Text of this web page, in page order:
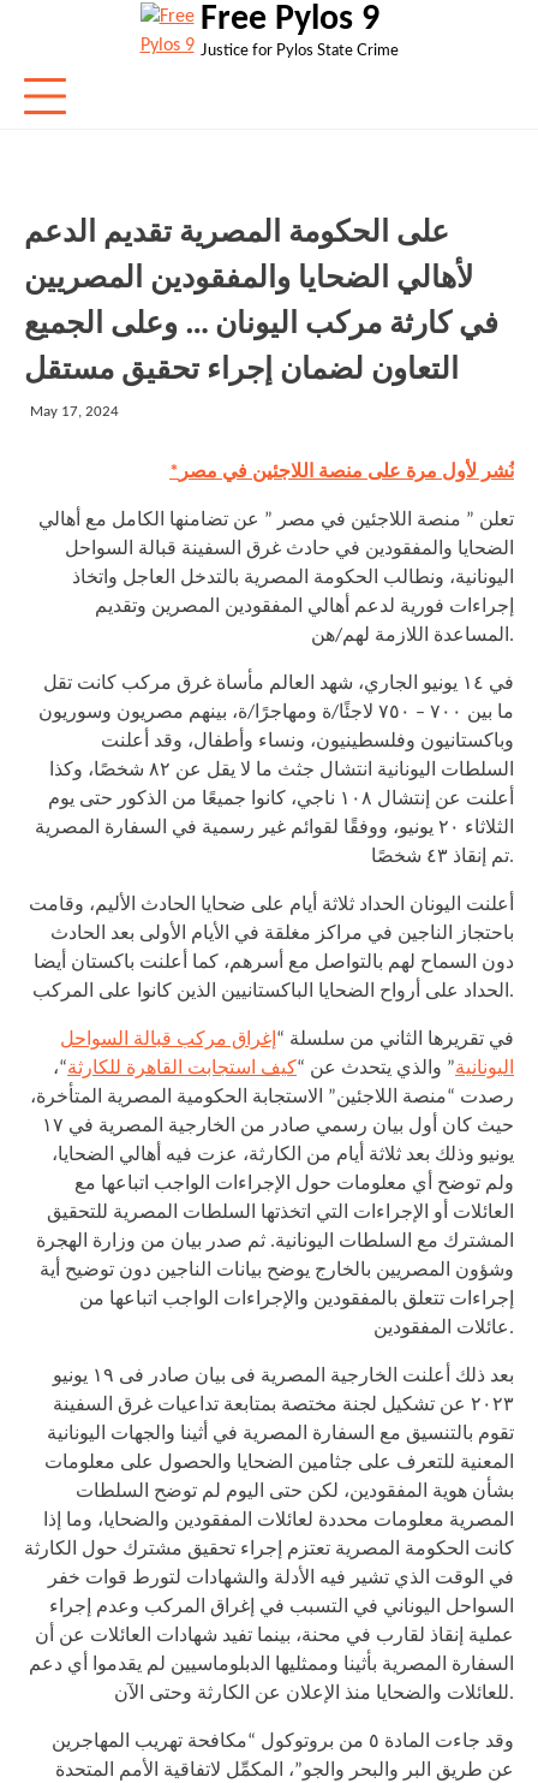
Free Pylos 9
Justice for Pylos State Crime
على الحكومة المصرية تقديم الدعم
لأهالي الضحايا والمفقودين المصريين
في كارثة مركب اليونان … وعلى الجميع
التعاون لضمان إجراء تحقيق مستقل
May 17, 2024
*نُشر لأول مرة على منصة اللاجئين في مصر
تعلن ” منصة اللاجئين في مصر ” عن تضامنها الكامل مع أهالي
الضحايا والمفقودين في حادث غرق السفينة قبالة السواحل
اليونانية، ونطالب الحكومة المصرية بالتدخل العاجل واتخاذ
إجراءات فورية لدعم أهالي المفقودين المصرين وتقديم
المساعدة اللازمة لهم/هن.
في ١٤ يونيو الجاري، شهد العالم مأساة غرق مركب كانت تقل
ما بين ٧٠٠ – ٧٥٠ لاجئًا/ة ومهاجرًا/ة، بينهم مصريون وسوريون
وباكستانيون وفلسطينيون، ونساء وأطفال، وقد أعلنت
السلطات اليونانية انتشال جثث ما لا يقل عن ٨٢ شخصًا، وكذا
أعلنت عن إنتشال ١٠٨ ناجي، كانوا جميعًا من الذكور حتى يوم
الثلاثاء ٢٠ يونيو، ووفقًا لقوائم غير رسمية في السفارة المصرية
تم إنقاذ ٤٣ شخصًا.
أعلنت اليونان الحداد ثلاثة أيام على ضحايا الحادث الأليم، وقامت
باحتجاز الناجين في مراكز مغلقة في الأيام الأولى بعد الحادث
دون السماح لهم بالتواصل مع أسرهم، كما أعلنت باكستان أيضا
الحداد على أرواح الضحايا الباكستانيين الذين كانوا على المركب.
في تقريرها الثاني من سلسلة “ إغراق مركب قبالة السواحل
اليونانية” والذي يتحدث عن “كيف استجابت القاهرة للكارثة“،
رصدت “منصة اللاجئين” الاستجابة الحكومية المصرية المتأخرة،
حيث كان أول بيان رسمي صادر من الخارجية المصرية في ١٧
يونيو وذلك بعد ثلاثة أيام من الكارثة، عزت فيه أهالي الضحايا،
ولم توضح أي معلومات حول الإجراءات الواجب اتباعها مع
العائلات أو الإجراءات التي اتخذتها السلطات المصرية للتحقيق
المشترك مع السلطات اليونانية. ثم صدر بيان من وزارة الهجرة
وشؤون المصريين بالخارج يوضح بيانات الناجين دون توضيح أية
إجراءات تتعلق بالمفقودين والإجراءات الواجب اتباعها من
عائلات المفقودين.
بعد ذلك أعلنت الخارجية المصرية فى بيان صادر فى ١٩ يونيو
٢٠٢٣ عن تشكيل لجنة مختصة بمتابعة تداعيات غرق السفينة
تقوم بالتنسيق مع السفارة المصرية في أثينا والجهات اليونانية
المعنية للتعرف على جثامين الضحايا والحصول على معلومات
بشأن هوية المفقودين، لكن حتى اليوم لم توضح السلطات
المصرية معلومات محددة لعائلات المفقودين والضحايا، وما إذا
كانت الحكومة المصرية تعتزم إجراء تحقيق مشترك حول الكارثة
في الوقت الذي تشير فيه الأدلة والشهادات لتورط قوات خفر
السواحل اليوناني في التسبب في إغراق المركب وعدم إجراء
عملية إنقاذ لقارب في محنة، بينما تفيد شهادات العائلات عن أن
السفارة المصرية بأثينا وممثليها الدبلوماسيين لم يقدموا أي دعم
للعائلات والضحايا منذ الإعلان عن الكارثة وحتى الآن.
وقد جاءت المادة ٥ من بروتوكول “مكافحة تهريب المهاجرين
عن طريق البر والبحر والجو”، المكمِّل لاتفاقية الأمم المتحدة